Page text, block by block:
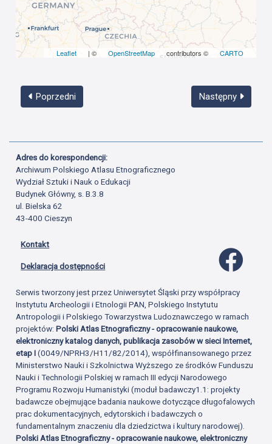
Leaflet | © OpenStreetMap contributors © CARTO
Poprzedni Następny
Adres do korespondencji:
Archiwum Polskiego Atlasu Etnograficznego
Wydział Sztuki i Nauk o Edukacji
Budynek Główny, s. B.3.8
ul. Bielska 62
43-400 Cieszyn
Kontakt
Deklaracja dostępności
Serwis tworzony jest przez Uniwersytet Śląski przy współpracy
Instytutu Archeologii i Etnologii PAN, Polskiego Instytutu
Antropologii i Polskiego Towarzystwa Ludoznawczego w ramach
projektów:Polski Atlas Etnograficzny - opracowanie naukowe,
elektroniczny katalog danych, publikacja zasobów w sieci Internet,
etap I(0049/NPRH3/H11/82/2014), współfinansowanego przez
Ministerstwo Nauki i Szkolnictwa Wyższego ze środków Funduszu
Nauki i Technologii Polskiej w ramach III edycji Narodowego
Programu Rozwoju Humanistyki (moduł badawczy1.1: projekty
badawcze obejmujące badania naukowe dotyczące długofalowych
prac dokumentacyjnych, edytorskich i badawczych o
fundamentalnym znaczeniu dla dziedzictwa i kultury narodowej).
Polski Atlas Etnograficzny - opracowanie naukowe, elektroniczny